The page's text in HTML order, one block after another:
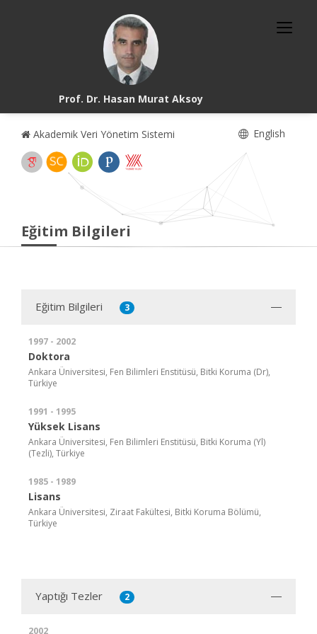
Prof. Dr. Hasan Murat Aksoy
Akademik Veri Yönetim Sistemi English
Eğitim Bilgileri
Eğitim Bilgileri 3
1997 - 2002
Doktora
Ankara Üniversitesi, Fen Bilimleri Enstitüsü, Bitki Koruma (Dr),
Türkiye
1991 - 1995
Yüksek Lisans
Ankara Üniversitesi, Fen Bilimleri Enstitüsü, Bitki Koruma (Yl)
(Tezli), Türkiye
1985 - 1989
Lisans
Ankara Üniversitesi, Ziraat Fakültesi, Bitki Koruma Bölümü,
Türkiye
Yaptığı Tezler 2
2002